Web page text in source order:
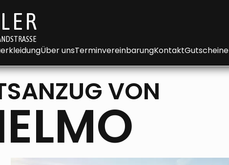
Über unsTerminvereinbarungKontaktGutscheine
VON